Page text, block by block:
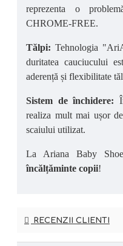
reprezenta o
CHROME-FREE.
Tălpi: Tehnologia
duritatea cauciucului
aderență și flexibilitate
Sistem de închidere:
realiza mult mai ușor
scaiului utilizat.
La Ariana Baby
încălțăminte copii!
RECENZII CLIENTI